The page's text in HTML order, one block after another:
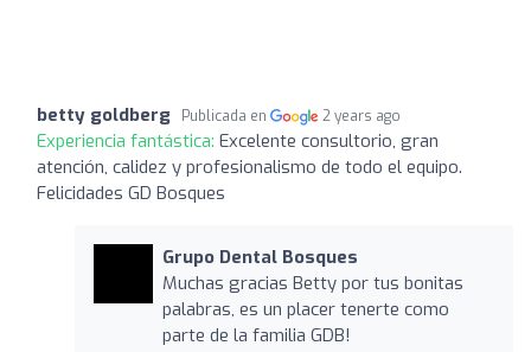
betty goldberg Publicada en 2 years ago
Experiencia fantástica: Excelente consultorio, gran
atención, calidez y profesionalismo de todo el equipo.
Felicidades GD Bosques
Grupo Dental Bosques
Muchas gracias Betty por tus bonitas
palabras, es un placer tenerte como
parte de la familia GDB!